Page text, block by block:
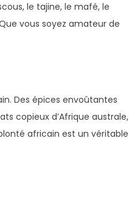
le tajine, le mafé, le
vous soyez amateur de
Des épices envoûtantes
copieux d’Afrique australe,
africain est un véritable